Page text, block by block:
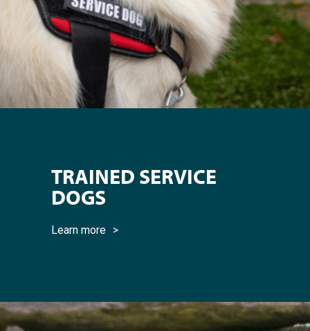
TRAINED SERVICE
DOGS
Learn more